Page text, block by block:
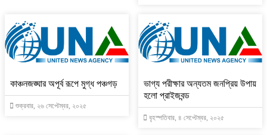
কাঞ্চনজঙ্ঘার অপূর্ব রূপে মুগ্ধ পঞ্চগড়
শুক্রবার, ২৬ সেপ্টেম্বর, ২০২৫
ভাগ্য পরীক্ষার অন্যতম জনপ্রিয় উপায়
হলো প্রাইজবন্ড
বৃহস্পতিবার, ৪ সেপ্টেম্বর, ২০২৫